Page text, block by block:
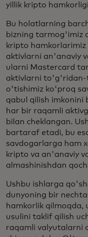
yillik kripto
Bu holatlarning
bizning tarmog'imiz
kripto
aktivlarni an'anaviy
ularni Mastercard
aktivlarni
o'tishimiz ko'proq
qabul qilish imkonini
har bir raqamli
bilan cheklangan.
bartaraf etadi, bu
savdogarlarga ham
kripto va an'anaviy
almashinishdan
Ushbu ishlarga
dunyoning bir
hamkorlik
usulini taklif qilish
raqamli valyutalarni